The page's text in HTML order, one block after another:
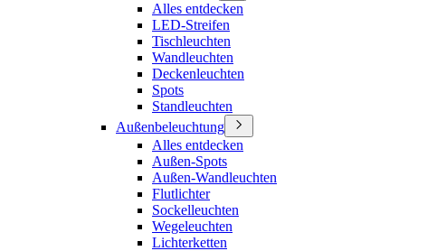
Alles entdecken
LED-Streifen
Tischleuchten
Wandleuchten
Deckenleuchten
Spots
Standleuchten
Außenbeleuchtung
Alles entdecken
Außen-Spots
Außen-Wandleuchten
Flutlichter
Sockelleuchten
Wegeleuchten
Lichterketten